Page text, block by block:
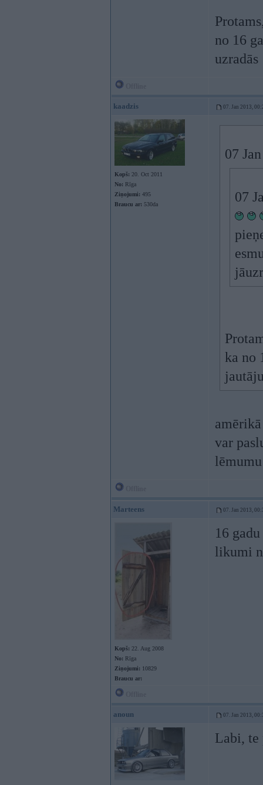
no 16
uzradās
kaadzis 07. Jan 2013,
Kopš: 20. Oct 2011
No: Rīga
Ziņojumi: 495
Braucu ar: 530da
07
07
ka no
var
Marteens 07. Jan 2013,
Kopš: 22. Aug 2008
No: Rīga
Ziņojumi: 10829
Braucu ar:
16
likumi
anoun 07. Jan 2013,
Labi, te